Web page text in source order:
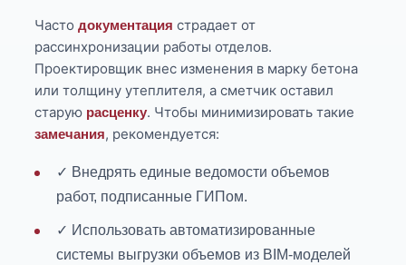
Частодокументация страдает от
рассинхронизации работы отделов.
Проектировщик внес изменения в марку бетона
или толщину утеплителя, а сметчик оставил
старую расценку. Чтобы минимизировать такие
замечания, рекомендуется:
✓ Внедрять единые ведомости объемов
работ, подписанные ГИПом.
✓ Использовать автоматизированные
системы выгрузки объемов из BIM-моделей